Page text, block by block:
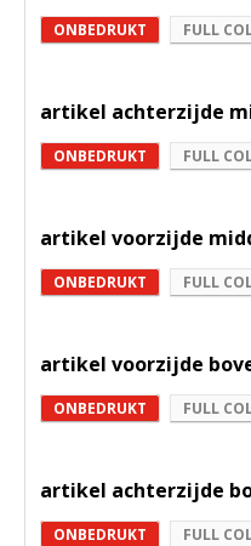
ONBEDRUKT FULL
artikel achterzijde
ONBEDRUKT FULL
artikel voorzijde
ONBEDRUKT FULL
artikel voorzijde
ONBEDRUKT FULL
artikel achterzijde
ONBEDRUKT FULL